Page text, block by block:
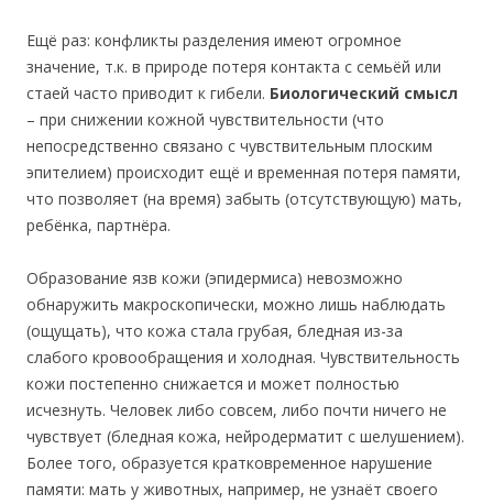
Ещё раз: конфликты разделения имеют огромное
значение, т.к. в природе потеря контакта с семьёй или
стаей часто приводит к гибели. Биологический смысл
– при снижении кожной чувствительности (что
непосредственно связано с чувствительным плоским
эпителием) происходит ещё и временная потеря памяти,
что позволяет (на время) забыть (отсутствующую) мать,
ребёнка, партнёра.
Образование язв кожи (эпидермиса) невозможно
обнаружить макроскопически, можно лишь наблюдать
(ощущать), что кожа стала грубая, бледная из-за
слабого кровообращения и холодная. Чувствительность
кожи постепенно снижается и может полностью
исчезнуть. Человек либо совсем, либо почти ничего не
чувствует (бледная кожа, нейродерматит с шелушением).
Более того, образуется кратковременное нарушение
памяти: мать у животных, например, не узнаёт своего